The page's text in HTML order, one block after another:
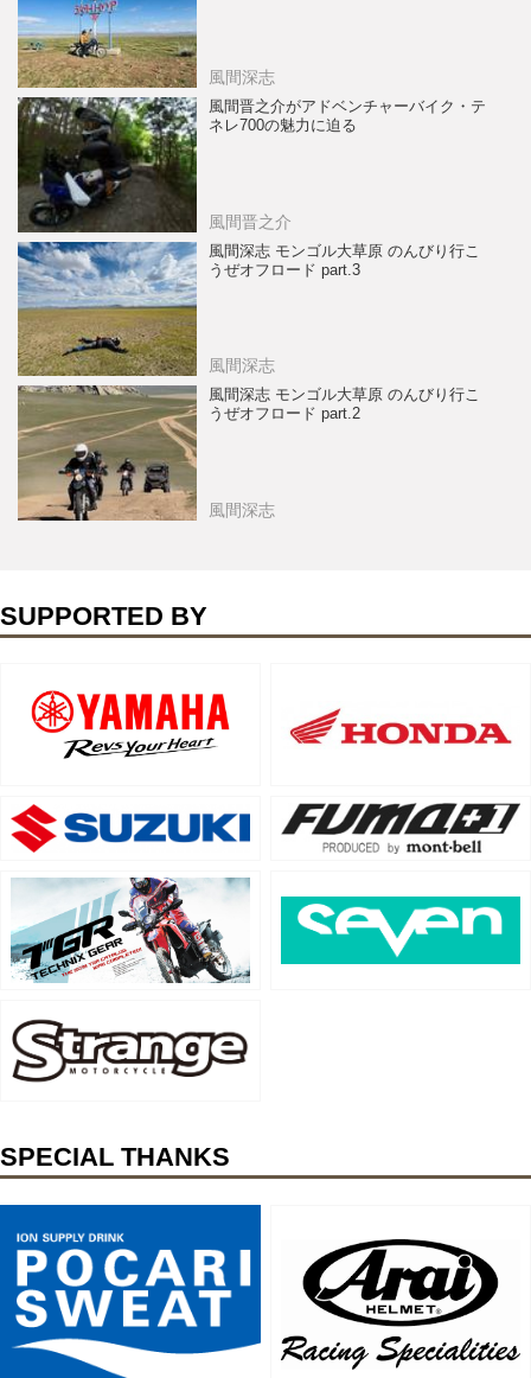
風間深志
風間晋之介がアドベンチャーバイク・テ
ネレ700の魅力に迫る
風間晋之介
風間深志 モンゴル大草原 のんびり行こ
うぜオフロード part.3
風間深志
風間深志 モンゴル大草原 のんびり行こ
うぜオフロード part.2
風間深志
SUPPORTED BY
SPECIAL THANKS